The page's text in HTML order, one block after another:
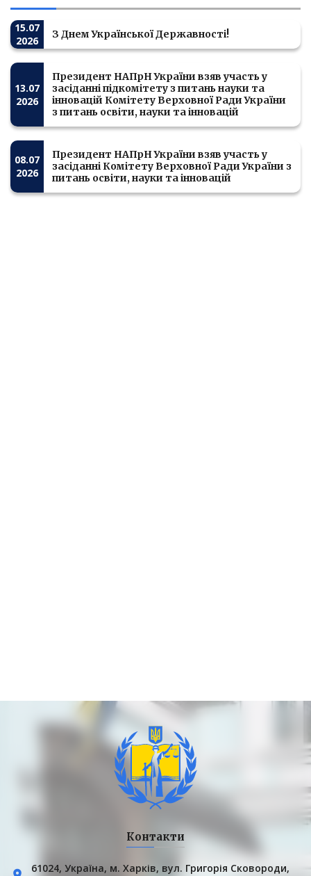
15.07
2026
З Днем Української Державності!
13.07
2026
Президент НАПрН України взяв участь у
засіданні підкомітету з питань науки та
інновацій Комітету Верховної Ради України
з питань освіти, науки та інновацій
08.07
2026
Президент НАПрН України взяв участь у
засіданні Комітету Верховної Ради України з
питань освіти, науки та інновацій
Контакти
61024, Українa, м. Харків, вул. Григорія Сковороди,